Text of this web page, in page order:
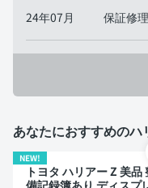
24年07月 保証修理
あなたにおすすめのハ
NEW!
トヨタ ハリアー Z 美品
備記録簿あり ディスプ